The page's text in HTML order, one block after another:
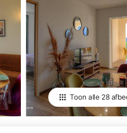
Toon alle 28